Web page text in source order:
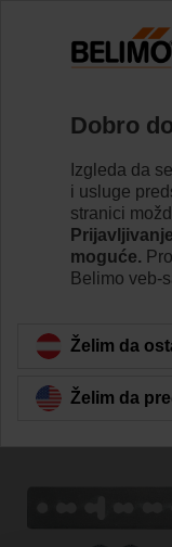
Z-ARS180
Back to product
Dobro
Izgleda da
i usluge
stranici
moguće.
Belimo veb-
Želim da
Želim da